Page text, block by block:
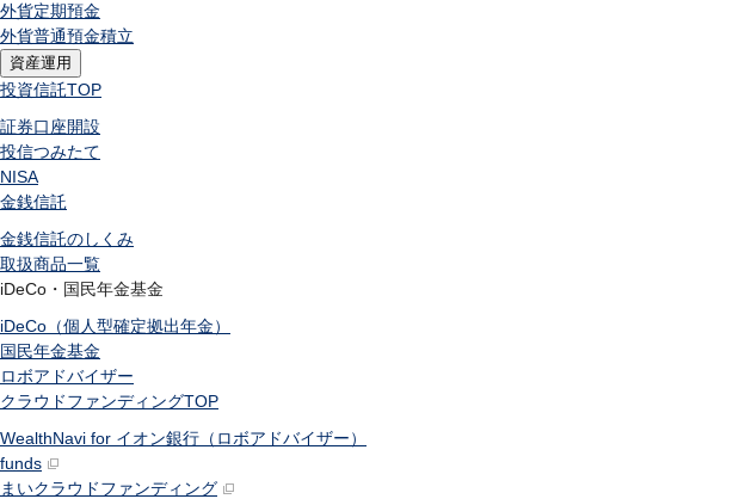
外貨定期預金
外貨普通預金積立
資産運用
投資信託TOP
証券口座開設
投信つみたて
NISA
金銭信託
金銭信託のしくみ
取扱商品一覧
iDeCo・国民年金基金
iDeCo（個人型確定拠出年金）
国民年金基金
ロボアドバイザー
クラウドファンディングTOP
WealthNavi for イオン銀行（ロボアドバイザー）
funds
まいクラウドファンディング